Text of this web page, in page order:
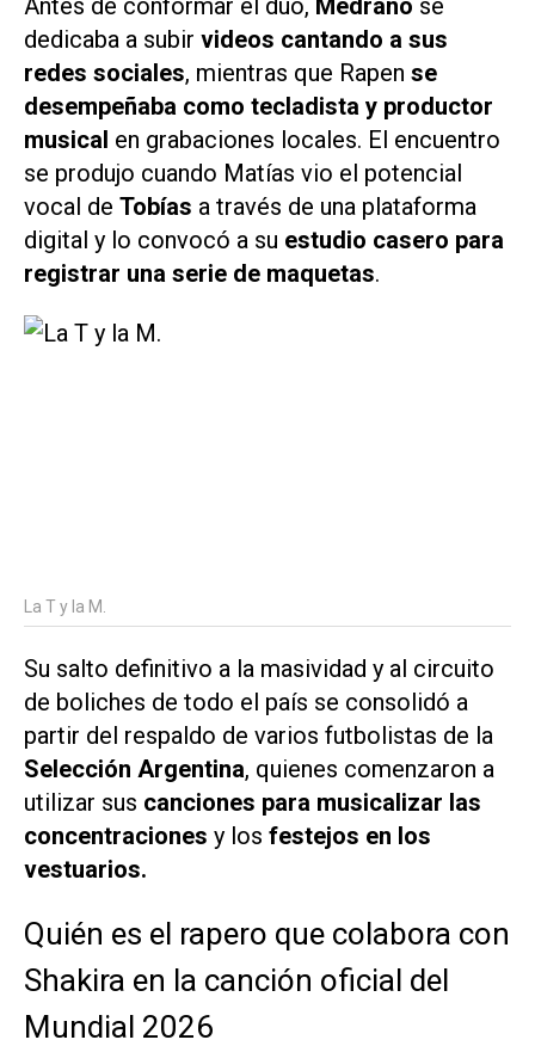
dedicaba a subir videos cantando a sus
redes sociales, mientras que Rapen se
desempeñaba como tecladista y productor
musical en grabaciones locales. El encuentro
se produjo cuando Matías vio el potencial
vocal de Tobías a través de una plataforma
digital y lo convocó a su estudio casero para
registrar una serie de maquetas.
La T y la M.
Su salto definitivo a la masividad y al circuito
de boliches de todo el país se consolidó a
partir del respaldo de varios futbolistas de la
Selección Argentina, quienes comenzaron a
utilizar sus canciones para musicalizar las
concentraciones y los festejos en los
vestuarios.
Quién es el rapero que colabora con
Shakira en la canción oficial del
Mundial 2026